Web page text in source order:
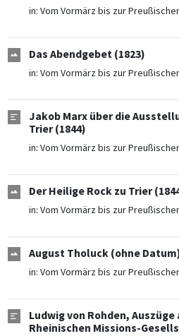
in: Vom Vormärz bis zur
Das Abendgebet (1823)
in: Vom Vormärz bis zur
Jakob Marx über die
Trier (1844)
in: Vom Vormärz bis zur
Der Heilige Rock zu Trier
in: Vom Vormärz bis zur
August Tholuck (ohne
in: Vom Vormärz bis zur
Ludwig von Rohden,
Rheinischen Missions-